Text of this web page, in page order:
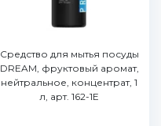
Средство для мытья посуды
DREAM, фруктовый аромат,
нейтральное, концентрат, 1
л, арт. 162-1E